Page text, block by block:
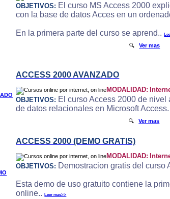
OBJETIVOS: El curso MS Access 2000
con la base de datos Acces en un
En la primera parte del curso se aprend..
🔍Ver mas
ACCESS 2000 AVANZADO
MODALIDAD:
OBJETIVOS: El curso Access 2000 de
de datos relacionales en Microsoft
🔍Ver mas
ACCESS 2000 (DEMO GRATIS)
MODALIDAD:
OBJETIVOS: Demostracion gratis del curso
Esta demo de uso gratuito contiene la
online..Leer mas>>